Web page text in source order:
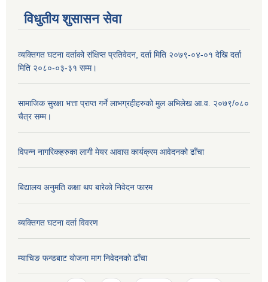
विधुतीय शुसासन सेवा
व्यक्तिगत घटना दर्ताको संक्षिप्त प्रतिवेदन, दर्ता मिति २०७९-०४-०१ देखि दर्ता
मिति २०८०-०३-३१ सम्म।
सामाजिक सुरक्षा भत्ता प्राप्त गर्ने लाभग्रहीहरुको मुल अभिलेख आ.व. २०७९/०८०
चैत्र सम्म।
विपन्न नागरिकहरुका लागी मेयर आवास कार्यक्रम आवेदनको ढाँचा
बिद्यालय अनुमति कक्षा थप बारेकाे निवेदन फारम
ब्यक्तिगत घटना दर्ता विवरण
म्याचिङ फन्डबाट याेजना माग निवेदनकाे ढाँचा